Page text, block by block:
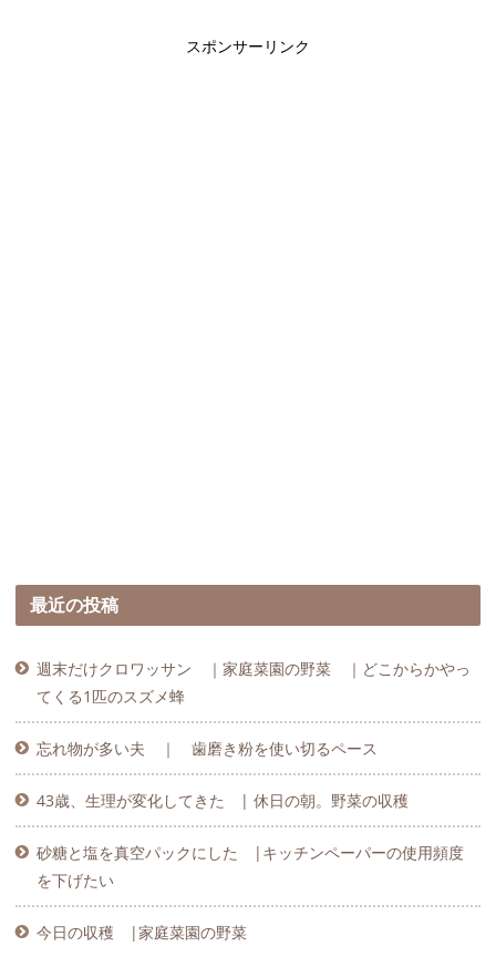
スポンサーリンク
最近の投稿
週末だけクロワッサン ｜家庭菜園の野菜 ｜どこからかやっ
てくる1匹のスズメ蜂
忘れ物が多い夫 ｜ 歯磨き粉を使い切るペース
43歳、生理が変化してきた | 休日の朝。野菜の収穫
砂糖と塩を真空パックにした |キッチンペーパーの使用頻度
を下げたい
今日の収穫 |家庭菜園の野菜